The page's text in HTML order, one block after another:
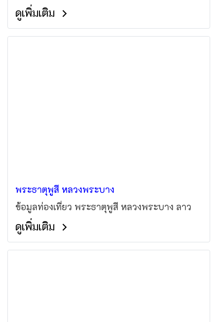
ดูเพิ่มเติม
พระธาตุพูสี หลวงพระบาง
ข้อมูลท่องเที่ยว พระธาตุพูสี หลวงพระบาง ลาว
ดูเพิ่มเติม